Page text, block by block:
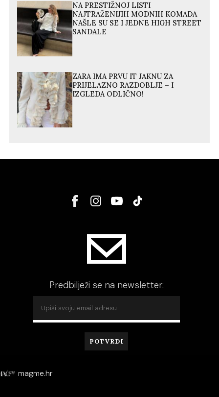
NA PRESTIŽNOJ LISTI
NAJTRAŽENIJIH MODNIH KOMADA
NAŠLE SU SE I JEDNE HIGH STREET
SANDALE
ZARA IMA PRVU IT JAKNU ZA
PRIJELAZNO RAZDOBLJE – I
IZGLEDA ODLIČNO!
Predbilježi se na newsletter:
magme.hr